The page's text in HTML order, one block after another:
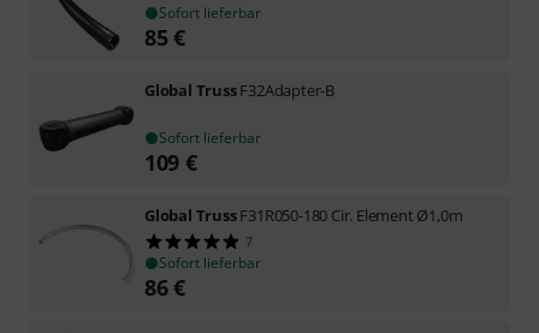
Sofort lieferbar
85€
Global TrussF32Adapter-B
Sofort lieferbar
109 €
Global TrussF31R050-180 Cir. Element Ø1,0m
7
Sofort lieferbar
86€